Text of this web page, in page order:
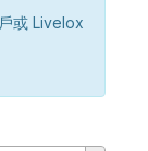
或 Livelox